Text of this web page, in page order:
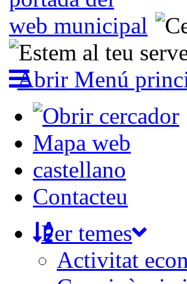
Abrir Menú
Mapa web
castellano
Contacteu
Per temes
Activitat